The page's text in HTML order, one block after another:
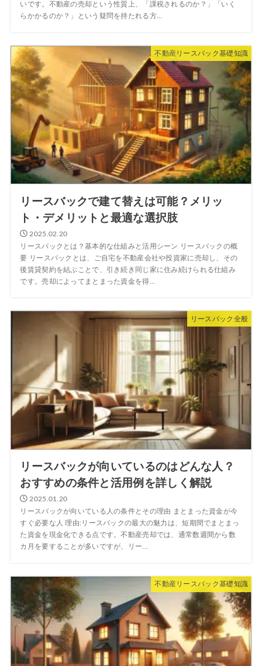
いです。不動産の売却という性質上、「課税されるのか？」「いく
らかかるのか？」という疑問を持たれる方...
不動産リースバック基礎知識
リースバックで建て替えは可能？メリッ
ト・デメリットと最適な選択肢
2025.02.20
リースバックとは？基本的な仕組みと活用シーン リースバックの概
要 リースバックとは、ご自宅を不動産会社や投資家に売却し、その
後賃貸契約を結ぶことで、引き続き同じ家に住み続けられる仕組み
です。売却によってまとまった資金を得...
リースバック全般
リースバックが向いているのはどんな人？
おすすめの条件と活用例を詳しく解説
2025.01.20
リースバックが向いている人の条件とその理由 まとまった資金が今
すぐ必要な人 理由:リースバックの最大の魅力は、短期間でまとまっ
た資金を現金化できる点です。不動産売却では、通常数週間から数
カ月を要することが多いですが、リー...
不動産リースバック基礎知識